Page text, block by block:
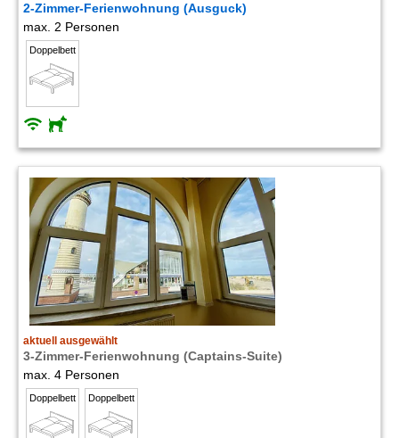
2-Zimmer-Ferienwohnung (Ausguck)
max. 2 Personen
Doppelbett
aktuell ausgewählt
3-Zimmer-Ferienwohnung (Captains-Suite)
max. 4 Personen
Doppelbett Doppelbett